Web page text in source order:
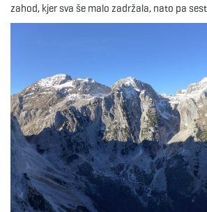
zahod, kjer sva še malo zadržala, nato pa